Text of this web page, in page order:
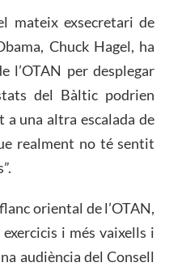
mateix exsecretari de
Chuck Hagel, ha
l’OTAN per desplegar
del Bàltic podrien
una altra escalada de
realment no té sentit
oriental de l’OTAN,
i més vaixells i
audiència del Consell